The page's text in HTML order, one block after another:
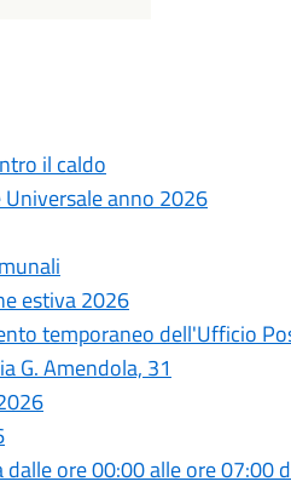
il caldo
anno 2026
estiva 2026
temporaneo dell'Ufficio
G. Amendola, 31
ore 00:00 alle ore 07:00